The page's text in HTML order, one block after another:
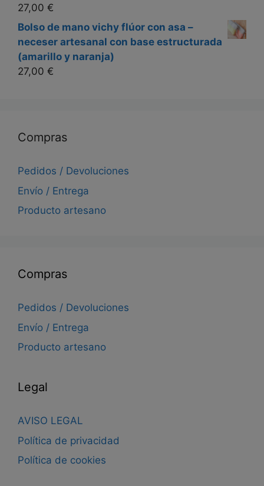
27,00 €
Bolso de mano vichy flúor con asa –
neceser artesanal con base estructurada
(amarillo y naranja)
27,00 €
Compras
Pedidos / Devoluciones
Envío / Entrega
Producto artesano
Compras
Pedidos / Devoluciones
Envío / Entrega
Producto artesano
Legal
AVISO LEGAL
Política de privacidad
Política de cookies